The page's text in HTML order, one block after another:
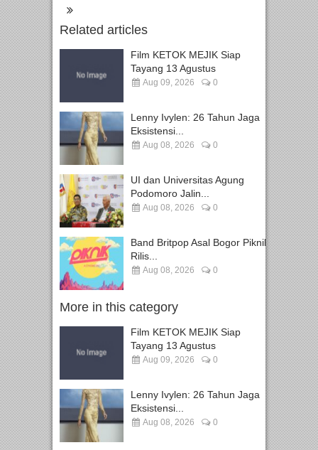
Related articles
Film KETOK MEJIK Siap
Tayang 13 Agustus
Aug 09, 2026 0
Lenny Ivylen: 26 Tahun Jaga
Eksistensi...
Aug 08, 2026 0
UI dan Universitas Agung
Podomoro Jalin...
Aug 08, 2026 0
Band Britpop Asal Bogor Piknik
Rilis...
Aug 08, 2026 0
More in this category
Film KETOK MEJIK Siap
Tayang 13 Agustus
Aug 09, 2026 0
Lenny Ivylen: 26 Tahun Jaga
Eksistensi...
Aug 08, 2026 0